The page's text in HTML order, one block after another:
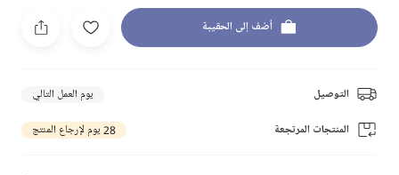
أضف إلى الحقيبة
التوصيل يوم العمل التالي
المنتجات المرتجعة 28 يوم لإرجاع المنتج